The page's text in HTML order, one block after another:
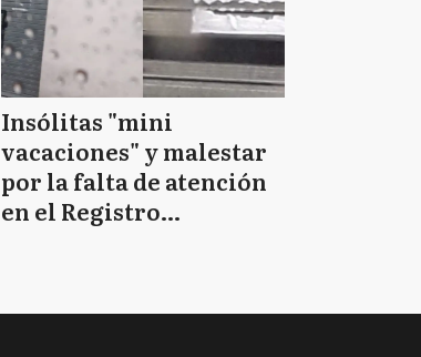
Insólitas "mini
vacaciones" y malestar
por la falta de atención
en el Registro